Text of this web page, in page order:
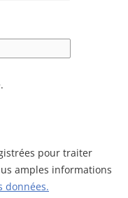
pour traiter
amples informations
données.